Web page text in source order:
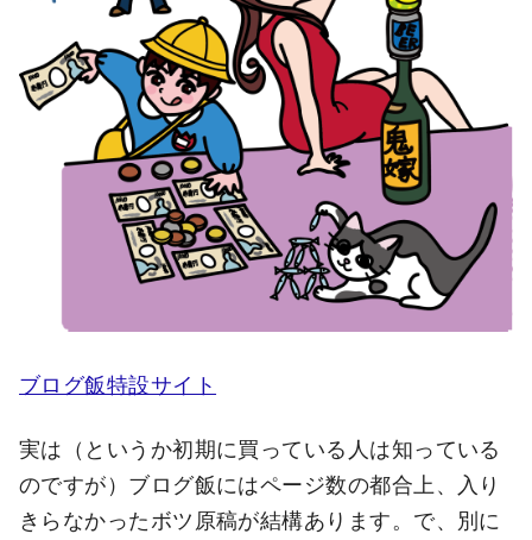
ブログ飯特設サイト
実は（というか初期に買っている人は知っている
のですが）ブログ飯にはページ数の都合上、入り
きらなかったボツ原稿が結構あります。で、別に